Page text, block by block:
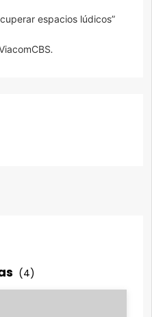
espacios lúdicos”
.
(4)